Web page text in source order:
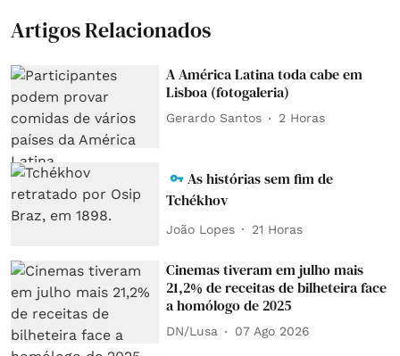
Artigos Relacionados
A América Latina toda cabe em
Lisboa (fotogaleria)
Gerardo Santos 2 Horas
As histórias sem fim de
Tchékhov
João Lopes 21 Horas
Cinemas tiveram em julho mais
21,2% de receitas de bilheteira face
a homólogo de 2025
DN/Lusa 07 Ago 2026